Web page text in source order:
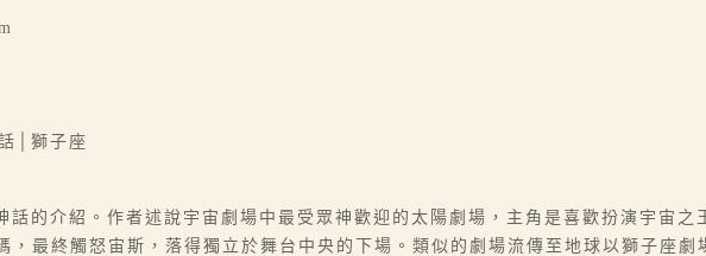
│獅子座
話的介紹。作者述說宇宙劇場中最受眾神歡迎的太陽劇場，主角是喜歡扮演宇宙
最終觸怒宙斯，落得獨立於舞台中央的下場。類似的劇場流傳至地球以獅子座劇